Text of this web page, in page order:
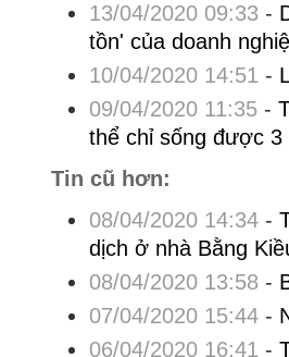
13/04/2020 09:33 -
tồn' của doanh
10/04/2020 14:51 -
09/04/2020 11:35-
thể chỉ sống được 3
Tin cũ hơn:
08/04/2020 14:34-
dịch ở nhà Bằng
08/04/2020 13:58 -
07/04/2020 15:44-
06/04/2020 16:41 -